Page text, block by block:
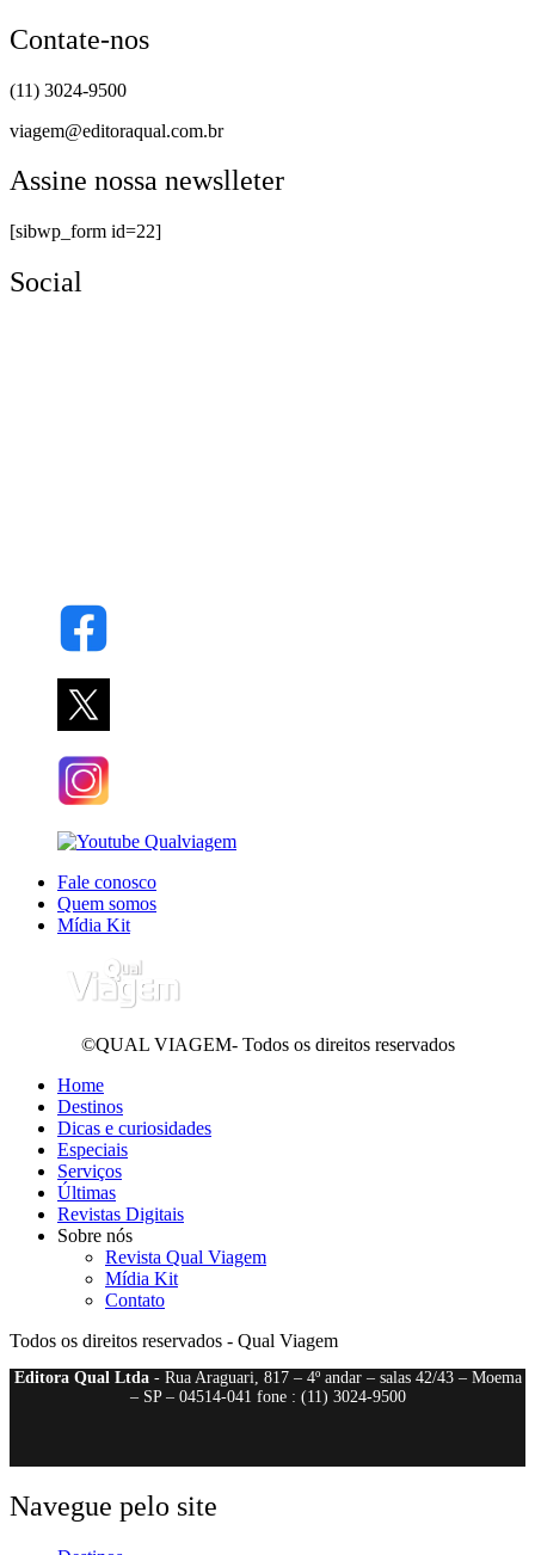
Contate-nos
(11) 3024-9500
viagem@editoraqual.com.br
Assine nossa newslleter
[sibwp_form id=22]
Social
Fale conosco
Quem somos
Mídia Kit
©QUAL VIAGEM- Todos os direitos reservados
Home
Destinos
Dicas e curiosidades
Especiais
Serviços
Últimas
Revistas Digitais
Sobre nós
Revista Qual Viagem
Mídia Kit
Contato
Todos os direitos reservados - Qual Viagem
Editora Qual Ltda- Rua Araguari, 817 – 4º andar – salas 42/43 – Moema
– SP – 04514-041 fone : (11) 3024-9500
Navegue pelo site